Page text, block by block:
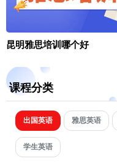
昆明雅思培训哪个好
课程分类
出国英语 雅思英语
学生英语